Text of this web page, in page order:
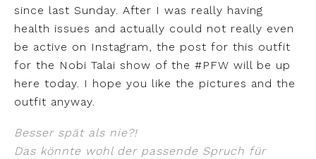
since last Sunday. After I was really having
health issues and actually could not really even
be active on Instagram, the post for this outfit
for the Nobi Talai show of the #PFW will be up
here today. I hope you like the pictures and the
outfit anyway.
Besser spät als nie?!
Das könnte wohl der passende Spruch für